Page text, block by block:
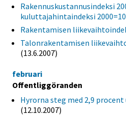
Rakennuskustannusindeksi
kuluttajahintaindeksi
Rakentamisen
Talonrakentamisen
(13.6.2007)
februari
Offentliggöranden
Hyrorna steg med 2,9
(12.10.2007)